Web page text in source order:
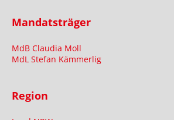
Mandatsträger
MdB Claudia Moll
MdL Stefan Kämmerlig
Region